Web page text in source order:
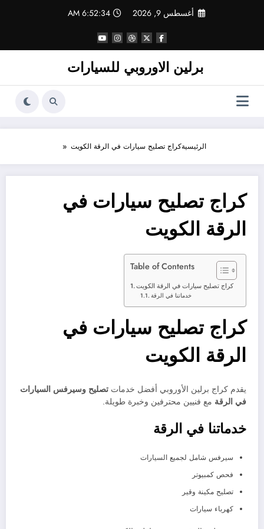
أغسطس 9, 2026 6:52:34 AM
برلين الاوروبي للسيارات
الرئيسيةكراج تصليح سيارات في الرقة الكويت
كراج تصليح سيارات في
الرقة الكويت
Table of Contents
كراج تصليح سيارات في الرقة الكويت
خدماتنا في الرقة
كراج تصليح سيارات في
الرقة الكويت
يقدم كراج برلين الأوروبي أفضل خدمات تصليح وسيرفس السيارات
في الرقة مع فنيين محترفين وخبرة طويلة.
خدماتنا في الرقة
سيرفس شامل لجميع السيارات
فحص كمبيوتر
تصليح مكينة وقير
كهرباء سيارات